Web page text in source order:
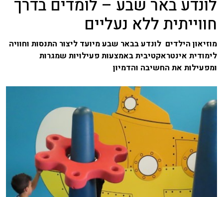
לונדע באר שבע – לומדים בדרך
חווייתית ללא נעליים
מוזיאון הילדים לונדע בבאר שבע מיועד ליצור התנסות וחוויה
לימודית אינטראקטיבית באמצעות פעילויות שמגרות
ומפעילות את החשיבה והדמיון